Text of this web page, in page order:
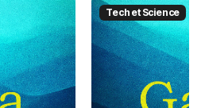
Tech et Science